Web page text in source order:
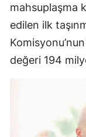
mahsuplaşma
edilen ilk
değeri 194